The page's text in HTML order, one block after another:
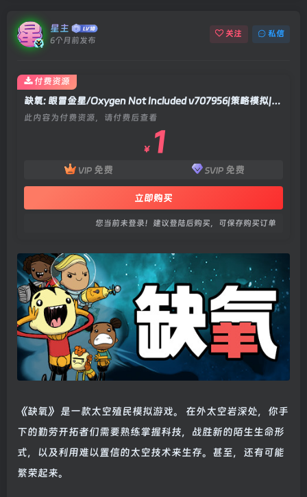
星主
6个月前发布
关注 私信
缺氧: 眼冒金星/Oxygen Not Included v707956|策略模拟|容量3.5GB|官方中文版
此内容为付费资源，请付费后查看
￥ 1
VIP 免费 SVIP 免费
立即购买
您当前未登录！建议登陆后购买，可保存购买订单
付费资源
《缺氧》 是一款太空殖民模拟游戏。 在外太空岩深处，你手
下的勤劳开拓者们需要熟练掌握科技，战胜新的陌生生命形
式，以及利用难以置信的太空技术来生存。甚至，还有可能
繁荣起来。